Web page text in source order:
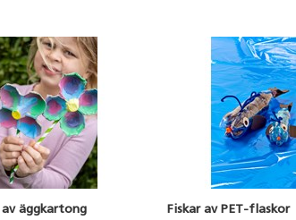
av äggkartong Fiskar av PET-flaskor